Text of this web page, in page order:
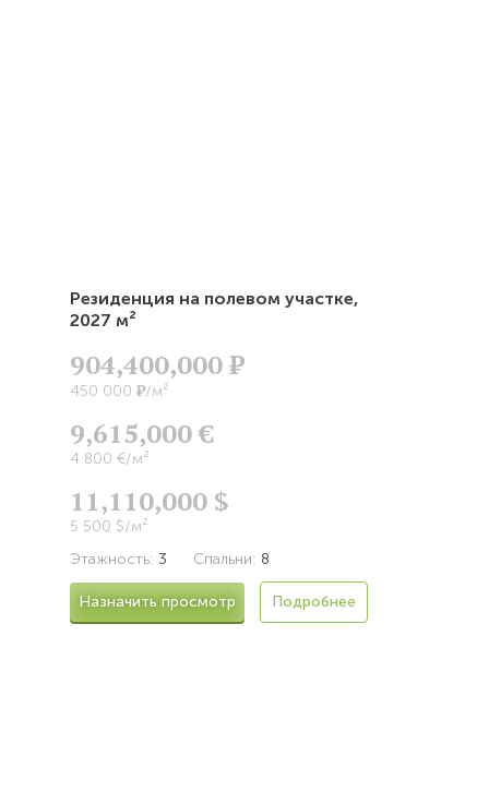
Резиденция на полевом участке,
2027 м²
904,400,000Р
450 000 Р/м²
9,615,000 €
4 800 €/м²
11,110,000 $
5 500 $/м²
Этажность: 3 Спальни: 8
Назначить просмотр Подробнее